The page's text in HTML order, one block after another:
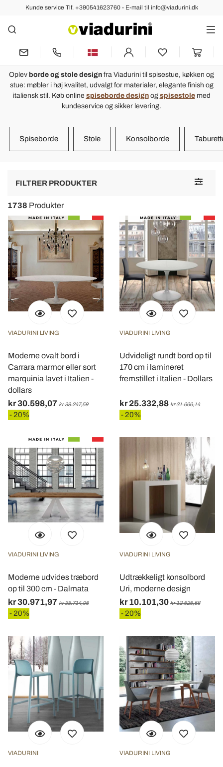
Kunde service Tlf. +390541623760 - E-mail til info@viadurini.dk
Borde og stole design til spisestue,
Anmeldelser : Gennemsnitlig Vurdering : 5,0
Moderne bord, der kan udvides op til 260/280 cm i træ og metal
Oplev borde og stole design fra Viadurini til spisestue, køkken og
stue: møbler i høj kvalitet, udvalgt for materialer, elegante finish og
italiensk stil. Køb online spiseborde designog spisestolemed
kundeservice og sikker levering.
Spiseborde Stole Konsolborde
Toggle
FILTRER PRODUKTER
1738 Produkter
VIADURINI LIVING
Moderne ovalt bord i
Carrara marmor eller sort
marquinia lavet i Italien -
dollars
kr 30.598,07 kr 38.247,59
- 20%
VIADURINI LIVING
Udvideligt rundt bord op til
170 cm i lamineret
fremstillet i Italien - Dollars
kr 25.332,88 kr 31.666,14
- 20%
VIADURINI LIVING
Moderne udvides træbord
op til 300 cm - Dalmata
kr 30.971,97 kr 38.714,96
- 20%
VIADURINI LIVING
Udtrækkeligt konsolbord
Uri, moderne design
kr 10.101,30 kr 12.626,58
- 20%
VIADURINI VIADURINI LIVING